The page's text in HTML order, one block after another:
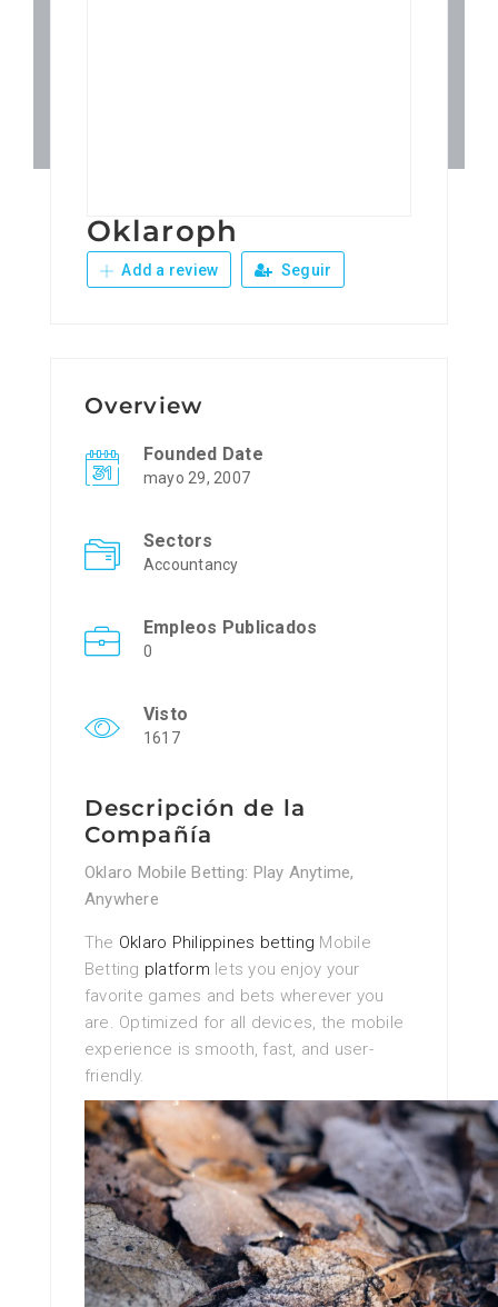
Oklaroph
Add a review Seguir
Overview
Founded Date
mayo 29, 2007
Sectors
Accountancy
Empleos Publicados
0
Visto
1617
Descripción de la
Compañía
Oklaro Mobile Betting: Play Anytime,
Anywhere
The Oklaro Philippines betting Mobile
Betting platform lets you enjoy your
favorite games and bets wherever you
are. Optimized for all devices, the mobile
experience is smooth, fast, and user-
friendly.